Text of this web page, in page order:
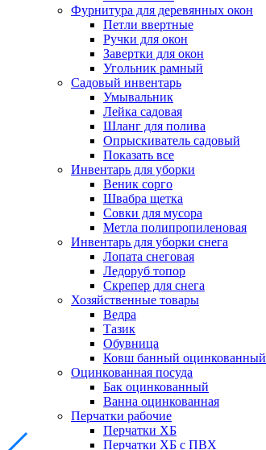
Фурнитура для деревянных окон
Петли ввертные
Ручки для окон
Завертки для окон
Угольник рамный
Садовый инвентарь
Умывальник
Лейка садовая
Шланг для полива
Опрыскиватель садовый
Показать все
Инвентарь для уборки
Веник сорго
Швабра щетка
Совки для мусора
Метла полипропиленовая
Инвентарь для уборки снега
Лопата снеговая
Ледоруб топор
Скрепер для снега
Хозяйственные товары
Ведра
Тазик
Обувница
Ковш банный оцинкованный
Оцинкованная посуда
Бак оцинкованный
Ванна оцинкованная
Перчатки рабочие
Перчатки ХБ
Перчатки ХБ с ПВХ